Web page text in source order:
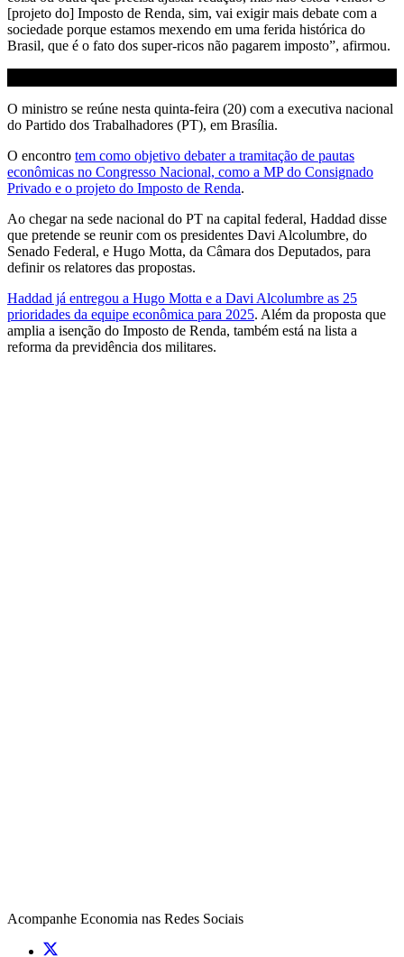
[projeto do] Imposto de Renda, sim, vai exigir mais debate com a
sociedade porque estamos mexendo em uma ferida histórica do
Brasil, que é o fato dos super-ricos não pagarem imposto”, afirmou.
O ministro se reúne nesta quinta-feira (20) com a executiva nacional
do Partido dos Trabalhadores (PT), em Brasília.
O encontro tem como objetivo debater a tramitação de pautas
econômicas no Congresso Nacional, como a MP do Consignado
Privado e o projeto do Imposto de Renda.
Ao chegar na sede nacional do PT na capital federal, Haddad disse
que pretende se reunir com os presidentes Davi Alcolumbre, do
Senado Federal, e Hugo Motta, da Câmara dos Deputados, para
definir os relatores das propostas.
Haddad já entregou a Hugo Motta e a Davi Alcolumbre as 25
prioridades da equipe econômica para 2025. Além da proposta que
amplia a isenção do Imposto de Renda, também está na lista a
reforma da previdência dos militares.
Acompanhe Economia nas Redes Sociais